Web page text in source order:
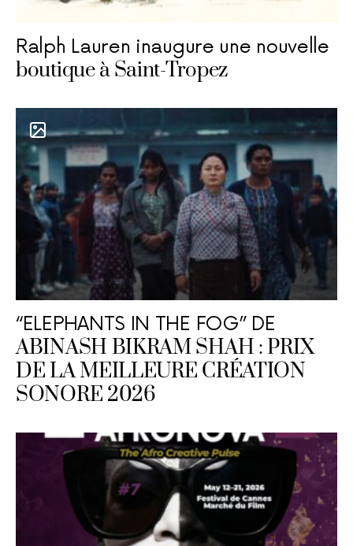
Ralph Lauren inaugure une nouvelle
boutique à Saint-Tropez
“ELEPHANTS IN THE FOG” DE
ABINASH BIKRAM SHAH : PRIX
DE LA MEILLEURE CRÉATION
SONORE 2026